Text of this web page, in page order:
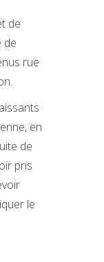
de
de
rue
en
de
pris
le